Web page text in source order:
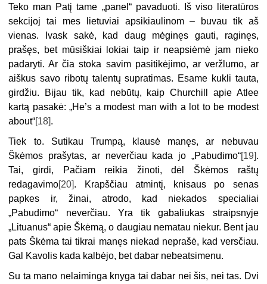
Teko man Patį tame „panel“ pavaduoti. Iš viso literatūros
sekcijoj tai mes lietuviai apsikiaulinom – buvau tik aš
vienas. Ivask sakė, kad daug mėginęs gauti, raginęs,
prašęs, bet mūsiškiai lokiai taip ir neapsiėmė jam nieko
padaryti. Ar čia stoka savim pasitikėjimo, ar veržlumo, ar
aiškus savo ribotų talentų supratimas. Esame kukli tauta,
girdžiu. Bijau tik, kad nebūtų, kaip Churchill apie Atlee
kartą pasakė: „He’s a modest man with a lot to be modest
about“[18].
Tiek to. Sutikau Trumpą, klausė manęs, ar nebuvau
Škėmos prašytas, ar neverčiau kada jo „Pabudimo“[19].
Tai, girdi, Pačiam reikia žinoti, dėl Škėmos raštų
redagavimo[20]. Krapščiau atmintį, knisaus po senas
papkes ir, žinai, atrodo, kad niekados specialiai
„Pabudimo“ neverčiau. Yra tik gabaliukas straipsnyje
„Lituanus“ apie Škėmą, o daugiau nematau niekur. Bent jau
pats Škėma tai tikrai manęs niekad neprašė, kad versčiau.
Gal Kavolis kada kalbėjo, bet dabar nebeatsimenu.
Su ta mano nelaiminga knyga tai dabar nei šis, nei tas. Dvi